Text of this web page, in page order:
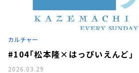
TBS Podcast
イベント・グッズ
YouTube
会社情報
カルチャー
#104「松本隆×はっぴいえんど」
2026.03.29